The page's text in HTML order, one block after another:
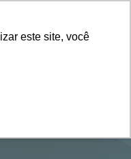
este site, você